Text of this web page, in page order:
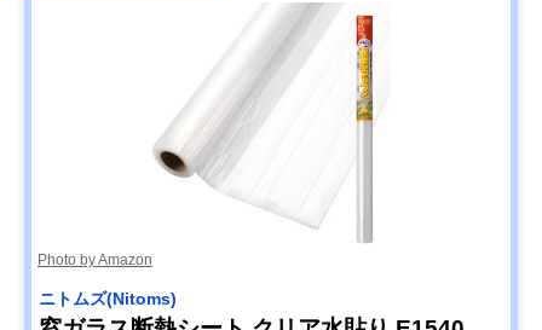
Photo by Amazon
ニトムズ(Nitoms)